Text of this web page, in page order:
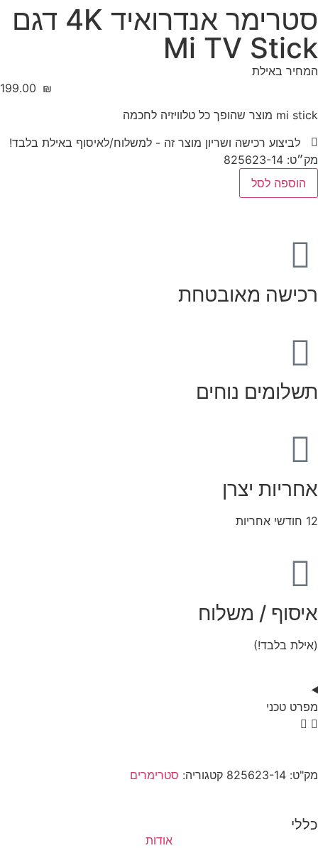
סטרימר אנדרואיד 4K דגם
Mi TV Stick
המחיר באילת
‎199.00 ₪
mi stick מוצר שהופך כל טלוויזיה לחכמה
לביצוע רכישה ושריון מוצר זה - למשלוח/לאיסוף באילת בלבד!
מק״ט: 825623-14
הוספה לסל
רכישה מאובטחת
תשלומים נוחים
אחריות יצרן
12 חודשי אחריות
איסוף / משלוח
(אילת בלבד!)
מפרט טכני
מק"ט: 825623-14 קטגוריה: סטרימרים
כללי
אודות